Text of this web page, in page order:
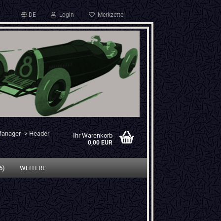
DE Login Merkzettel
-> Header Ihr Warenkorb
0,00 EUR
WEITERE